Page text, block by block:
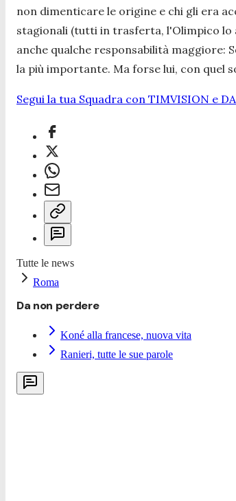
non dimenticare le origine e chi gli era
stagionali (tutti in trasferta, l'Olimpico lo
anche qualche responsabilità maggiore:
la più importante. Ma forse lui, con quel
Segui la tua Squadra con TIMVISION e
Tutte le news
Roma
Da non perdere
Koné alla francese, nuova vita
Ranieri, tutte le sue parole